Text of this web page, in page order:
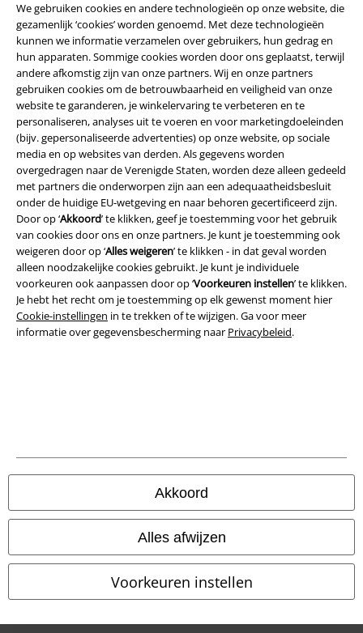
We gebruiken cookies en andere technologieën op onze website, die
gezamenlijk ‘cookies’ worden genoemd. Met deze technologieën
kunnen we informatie verzamelen over gebruikers, hun gedrag en
hun apparaten. Sommige cookies worden door ons geplaatst, terwijl
andere afkomstig zijn van onze partners. Wij en onze partners
gebruiken cookies om de betrouwbaarheid en veiligheid van onze
website te garanderen, je winkelervaring te verbeteren en te
personaliseren, analyses uit te voeren en voor marketingdoeleinden
(bijv. gepersonaliseerde advertenties) op onze website, op sociale
media en op websites van derden. Als gegevens worden
overgedragen naar de Verenigde Staten, worden deze alleen gedeeld
met partners die onderworpen zijn aan een adequaatheidsbesluit
onder de huidige EU-wetgeving en naar behoren gecertificeerd zijn.
Door op ‘Akkoord’ te klikken, geef je toestemming voor het gebruik
van cookies door ons en onze partners. Je kunt je toestemming ook
weigeren door op ‘Alles weigeren’ te klikken - in dat geval worden
alleen noodzakelijke cookies gebruikt. Je kunt je individuele
voorkeuren ook aanpassen door op ‘Voorkeuren instellen’ te klikken.
Je hebt het recht om je toestemming op elk gewenst moment hier
Cookie-instellingen in te trekken of te wijzigen. Ga voor meer
informatie over gegevensbescherming naar Privacybeleid.
Akkoord
Alles afwijzen
Voorkeuren instellen
Beveiliging
Legal
Algemene Voorwaarden
Bedrijfsgegevens
Cookie-instellingen
Annuleer bestelling
Alle prijzen incl.wettelijke BTW